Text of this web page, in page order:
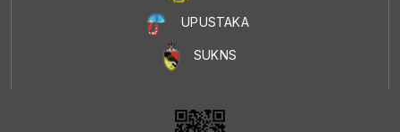
UPUSTAKA
SUKNS